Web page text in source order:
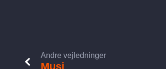
Andre vejledninger
Musi